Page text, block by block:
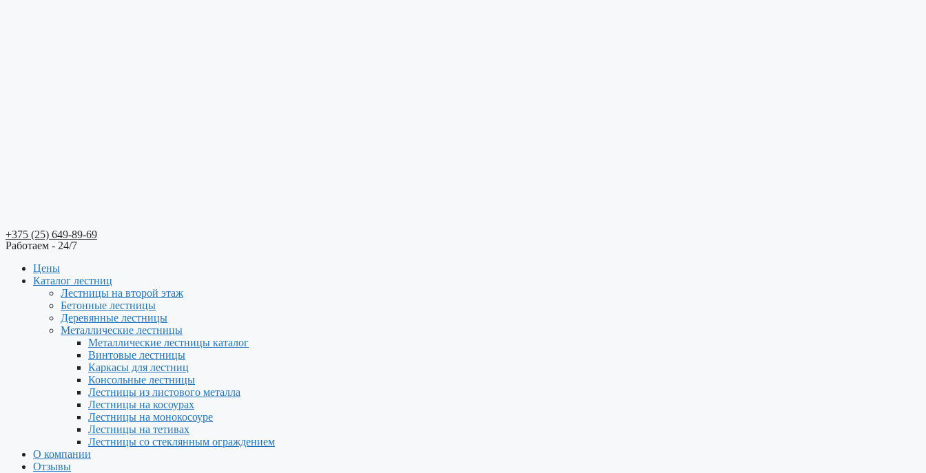
+375 (25) 649-89-69
Работаем - 24/7
Цены
Каталог лестниц
Лестницы на второй этаж
Бетонные лестницы
Деревянные лестницы
Металлические лестницы
Металлические лестницы каталог
Винтовые лестницы
Каркасы для лестниц
Консольные лестницы
Лестницы из листового металла
Лестницы на косоурах
Лестницы на монокосоуре
Лестницы на тетивах
Лестницы со стеклянным ограждением
О компании
Отзывы